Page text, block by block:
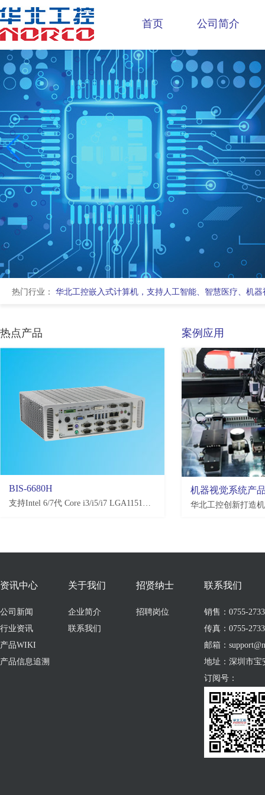
首页 公司简介
热门行业： 华北工控嵌入式计算机，支持人工智能、智慧医疗、机
热点产品
BIS-6680H
支持Intel 6/7代 Core i3/i5/i7 LGA1151处理器，H110/Q170/C236，4*USB3.0, 4*USB2.0，2-10*COM(可选)
EMB-3581
案例应用
机器视觉系统产
资讯中心
公司新闻
行业资讯
产品WIKI
产品信息追溯
关于我们
企业简介
联系我们
招贤纳士
招聘岗位
联系我们
销售：0755-
传真：0755-
邮箱：
地址：深圳市宝
订阅号：